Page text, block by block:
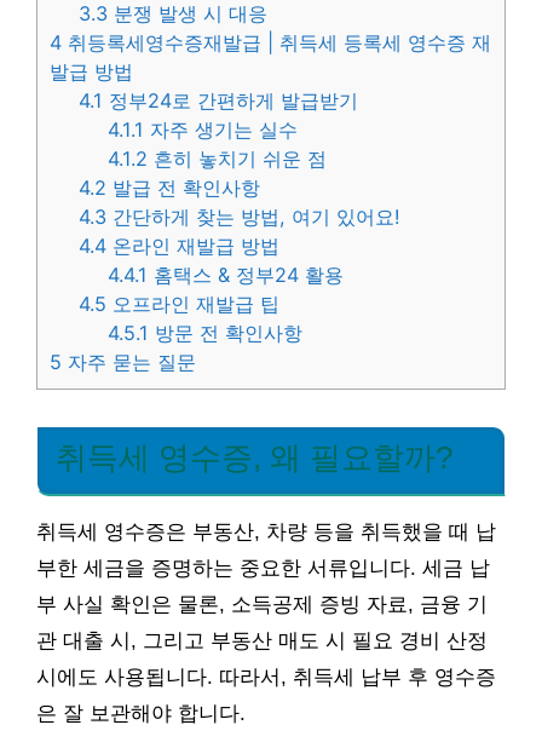
3.3 분쟁 발생 시 대응
4 취등록세영수증재발급 | 취득세 등록세 영수증 재
발급 방법
4.1 정부24로 간편하게 발급받기
4.1.1 자주 생기는 실수
4.1.2 흔히 놓치기 쉬운 점
4.2 발급 전 확인사항
4.3 간단하게 찾는 방법, 여기 있어요!
4.4 온라인 재발급 방법
4.4.1 홈택스 & 정부24 활용
4.5 오프라인 재발급 팁
4.5.1 방문 전 확인사항
5 자주 묻는 질문
취득세 영수증, 왜 필요할까?
취득세 영수증은 부동산, 차량 등을 취득했을 때 납
부한 세금을 증명하는 중요한 서류입니다. 세금 납
부 사실 확인은 물론, 소득공제 증빙 자료, 금융 기
관 대출 시, 그리고 부동산 매도 시 필요 경비 산정
시에도 사용됩니다. 따라서, 취득세 납부 후 영수증
은 잘 보관해야 합니다.